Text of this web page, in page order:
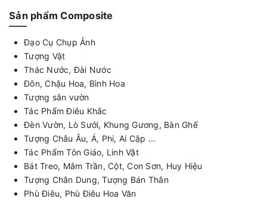
Sản phẩm Composite
Đạo Cụ Chụp Ảnh
Tượng Vật
Thác Nước, Đài Nước
Đôn, Chậu Hoa, Bình Hoa
Tượng sân vườn
Tác Phẩm Điêu Khắc
Đèn Vườn, Lò Sưởi, Khung Gương, Bàn Ghế
Tượng Châu Âu, Á, Phi, Ai Cập ...
Tác Phẩm Tôn Giáo, Linh Vật
Bát Treo, Mâm Trần, Cột, Con Sơn, Huy Hiệu
Tượng Chân Dung, Tượng Bán Thân
Phù Điêu, Phù Điêu Hoa Văn